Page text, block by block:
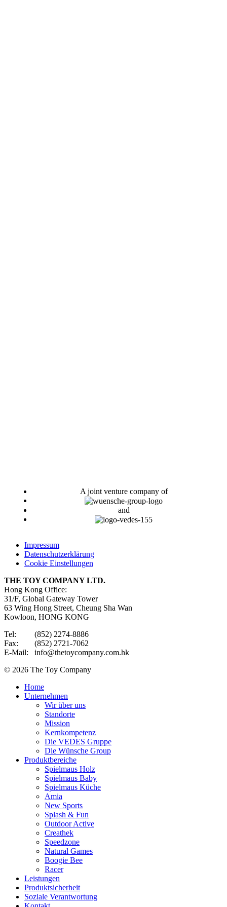
A joint venture company of
and
Impressum
Datenschutzerklärung
Cookie Einstellungen
THE TOY COMPANY LTD.
Hong Kong Office:
31/F, Global Gateway Tower
63 Wing Hong Street, Cheung Sha Wan
Kowloon, HONG KONG
Tel: (852) 2274-8886
Fax: (852) 2721-7062
E-Mail: info@thetoycompany.com.hk
© 2026 The Toy Company
Home
Unternehmen
Wir über uns
Standorte
Mission
Kernkompetenz
Die VEDES Gruppe
Die Wünsche Group
Produktbereiche
Spielmaus Holz
Spielmaus Baby
Spielmaus Küche
Amia
New Sports
Splash & Fun
Outdoor Active
Creathek
Speedzone
Natural Games
Boogie Bee
Racer
Leistungen
Produktsicherheit
Soziale Verantwortung